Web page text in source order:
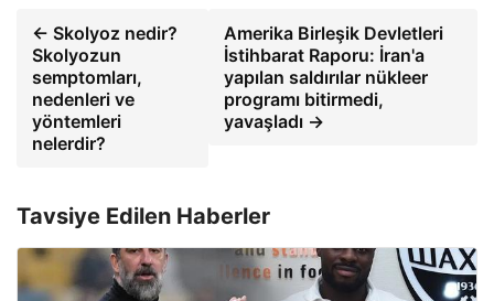
← Skolyoz nedir?
Skolyozun
semptomları,
nedenleri ve
yöntemleri
nelerdir?
Amerika Birleşik Devletleri
İstihbarat Raporu: İran'a
yapılan saldırılar nükleer
programı bitirmedi,
yavaşladı →
Tavsiye Edilen Haberler